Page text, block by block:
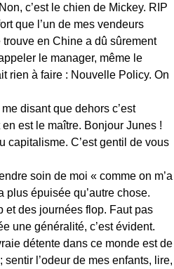
c’est le chien de Mickey. RIP
que l’un de mes vendeurs
trouve en Chine a dû sûrement
le manager, même le
rien à faire : Nouvelle Policy. On
disant que dehors c’est
est le maître. Bonjour Junes !
capitalisme. C’est gentil de vous
soin de moi « comme on m’a
plus épuisée qu’autre chose.
et des journées flop. Faut pas
une généralité, c’est évident.
détente dans ce monde est de
l’odeur de mes enfants, lire,